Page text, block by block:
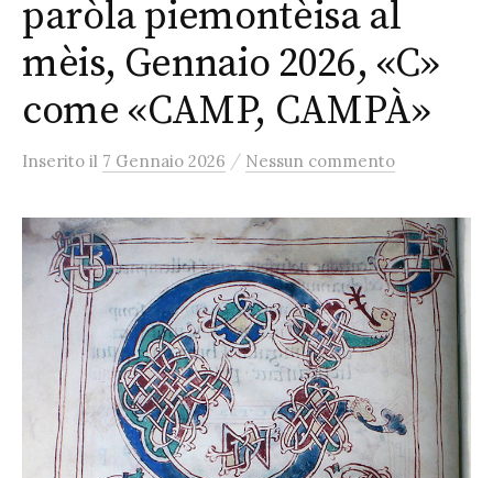
paròla piemontèisa al
mèis, Gennaio 2026, «C»
come «CAMP, CAMPÀ»
Inserito il 7 Gennaio 2026 / Nessun commento